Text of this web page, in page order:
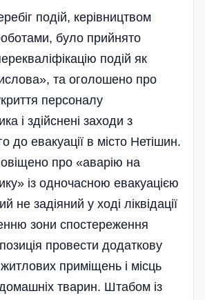
подій, керівництвом
було прийнято
подій як
та оголошено про
персоналу
і здійснені заходи з
до евакуації в місто Нетішин.
про «аварію на
із одночасною евакуацією
не задіяний у ході ліквідації
зони спостереження
провести додаткову
приміщень і місць
тварин. Штабом із